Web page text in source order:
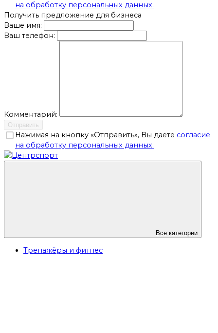
на обработку персональных данных.
Получить предложение для бизнеса
Ваше имя:
Ваш телефон:
Комментарий:
Отправить
Нажимая на кнопку «Отправить», Вы даете согласие
на обработку персональных данных.
Все категории
Тренажёры и фитнес